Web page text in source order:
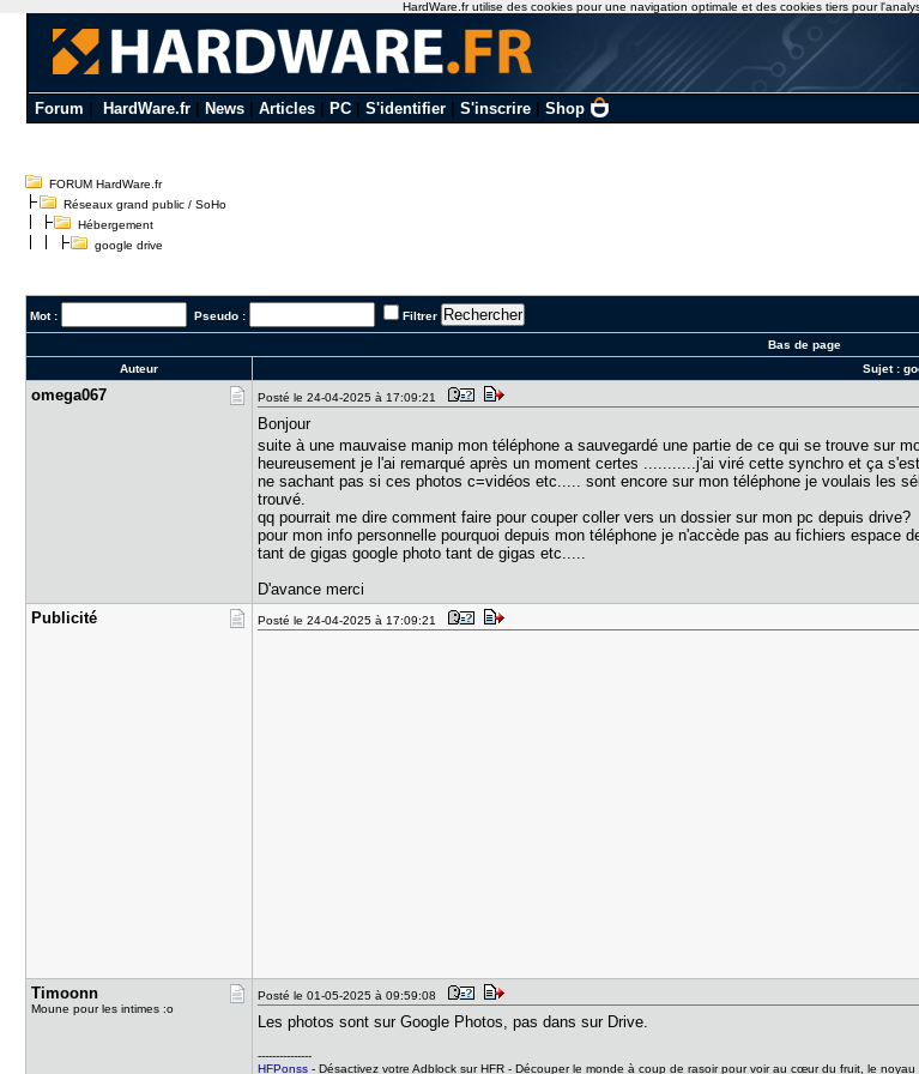
Forum HardWare.fr| News| Articles| PC| S'identifier| S'inscrire| Shop
FORUM HardWare.fr
Réseaux grand public / SoHo
Hébergement
google drive
Mot : Pseudo : Filtrer
Bas de page
Auteur
Sujet :
omega067 Posté le 24-04-2025 à 17:09:21
Bonjour
suite à une mauvaise manip mon téléphone a sauvegardé une partie de ce qui se trouve sur
heureusement je l'ai remarqué après un moment certes ...........j'ai viré cette synchro et ça
ne sachant pas si ces photos c=vidéos etc..... sont encore sur mon téléphone je voulais les
trouvé.
qq pourrait me dire comment faire pour couper coller vers un dossier sur mon pc depuis drive?
pour mon info personnelle pourquoi depuis mon téléphone je n'accède pas au fichiers
tant de gigas google photo tant de gigas etc.....
D'avance merci
Publicité
Posté le 24-04-2025 à 17:09:21
Timoonn
Moune pour les intimes :o
Posté le 01-05-2025 à 09:59:08
Les photos sont sur Google Photos, pas dans sur Drive.
---------------
HFPonss - Désactivez votre Adblock sur HFR - Découper le monde à coup de rasoir pour voir au cœur du fruit, le noyau
HardWare.fr utilise des cookies pour une navigation optimale et des cookies tiers pour